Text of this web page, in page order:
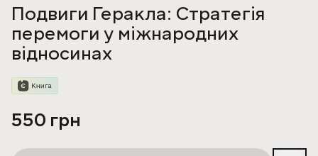
Подвиги Геракла: Стратегія
перемоги у міжнародних
відносинах
550 грн